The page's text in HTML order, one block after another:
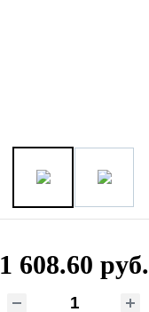
1 608.60 руб.